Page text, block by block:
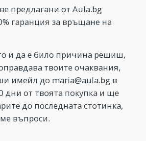
предлагани от Aula.bg
гаранция за връщане на
и да е било причина решиш,
твоите очаквания,
имейл до maria@aula.bg в
дни от твоята покупка и ще
до последната стотинка,
въпроси.